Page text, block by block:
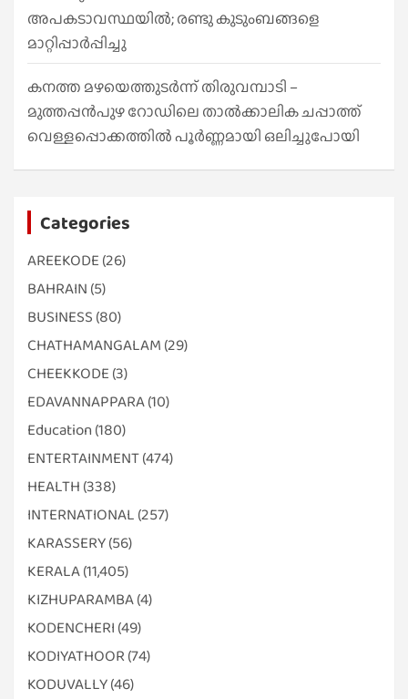
അപകടാവസ്ഥയിൽ; രണ്ടു കുടുംബങ്ങളെ
മാറ്റിപ്പാർപ്പിച്ചു
കനത്ത മഴയെത്തുടർന്ന് തിരുവമ്പാടി –
മുത്തപ്പൻപുഴ റോഡിലെ താൽക്കാലിക ചപ്പാത്ത്
വെള്ളപ്പൊക്കത്തിൽ പൂർണ്ണമായി ഒലിച്ചുപോയി
Categories
AREEKODE (26)
BAHRAIN (5)
BUSINESS (80)
CHATHAMANGALAM (29)
CHEEKKODE (3)
EDAVANNAPPARA(10)
Education (180)
ENTERTAINMENT(474)
HEALTH (338)
INTERNATIONAL (257)
KARASSERY(56)
KERALA(11,405)
KIZHUPARAMBA(4)
KODENCHERI (49)
KODIYATHOOR (74)
KODUVALLY(46)